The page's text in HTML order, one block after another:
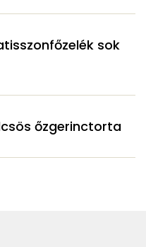
sok
őzgerinctorta